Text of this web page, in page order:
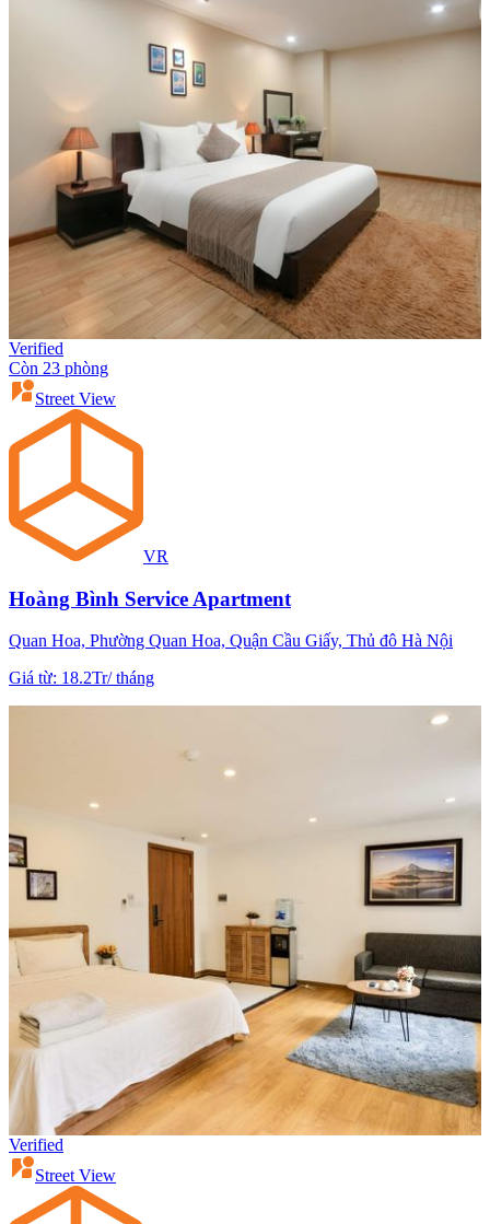
Verified
Còn 23 phòng
Street View
VR
Hoàng Bình Service Apartment
Quan Hoa, Phường Quan Hoa, Quận Cầu Giấy, Thủ đô Hà Nội
Giá từ: 18.2Tr/tháng
Verified
Street View